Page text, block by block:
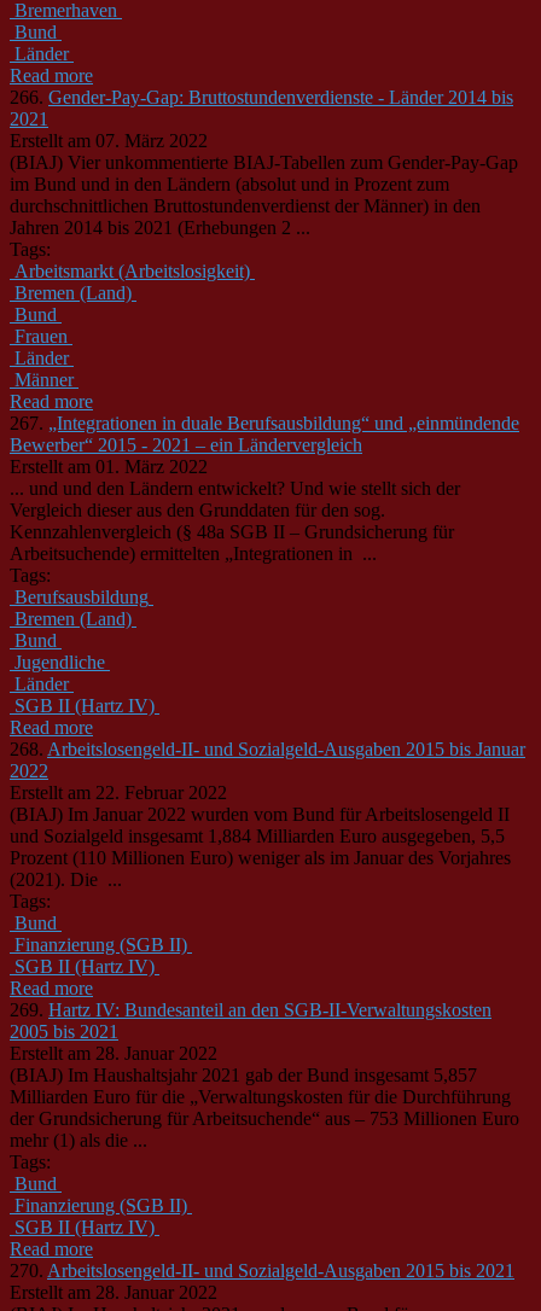
Bremerhaven
Bund
Länder
Read more
266. Gender-Pay-Gap: Bruttostundenverdienste - Länder 2014 bis
2021
Erstellt am 07. März 2022
(BIAJ) Vier unkommentierte BIAJ-Tabellen zum Gender-Pay-Gap
im Bund und in den Ländern (absolut und in Prozent zum
durchschnittlichen Bruttostundenverdienst der Männer) in den
Jahren 2014 bis 2021 (Erhebungen 2 ...
Tags:
Arbeitsmarkt (Arbeitslosigkeit)
Bremen (Land)
Bund
Frauen
Länder
Männer
Read more
267. „Integrationen in duale Berufsausbildung“ und „einmündende
Bewerber“ 2015 - 2021 – ein Ländervergleich
Erstellt am 01. März 2022
... und und den Ländern entwickelt? Und wie stellt sich der
Vergleich dieser aus den Grunddaten für den sog.
Kennzahlenvergleich (§ 48a SGB II – Grundsicherung für
Arbeitsuchende) ermittelten „Integrationen in ...
Tags:
Berufsausbildung
Bremen (Land)
Bund
Jugendliche
Länder
SGB II (Hartz IV)
Read more
268. Arbeitslosengeld-II- und Sozialgeld-Ausgaben 2015 bis Januar
2022
Erstellt am 22. Februar 2022
(BIAJ) Im Januar 2022 wurden vom Bund für Arbeitslosengeld II
und Sozialgeld insgesamt 1,884 Milliarden Euro ausgegeben, 5,5
Prozent (110 Millionen Euro) weniger als im Januar des Vorjahres
(2021). Die ...
Tags:
Bund
Finanzierung (SGB II)
SGB II (Hartz IV)
Read more
269. Hartz IV: Bundesanteil an den SGB-II-Verwaltungskosten
2005 bis 2021
Erstellt am 28. Januar 2022
(BIAJ) Im Haushaltsjahr 2021 gab der Bund insgesamt 5,857
Milliarden Euro für die „Verwaltungskosten für die Durchführung
der Grundsicherung für Arbeitsuchende“ aus – 753 Millionen Euro
mehr (1) als die ...
Tags:
Bund
Finanzierung (SGB II)
SGB II (Hartz IV)
Read more
270. Arbeitslosengeld-II- und Sozialgeld-Ausgaben 2015 bis 2021
Erstellt am 28. Januar 2022